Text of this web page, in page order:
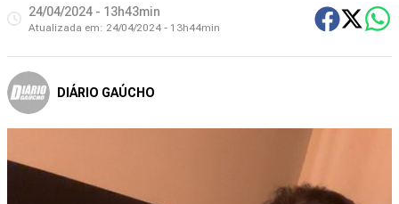
24/04/2024 - 13h43min
Atualizada em: 24/04/2024 - 13h44min
DIÁRIO GAÚCHO